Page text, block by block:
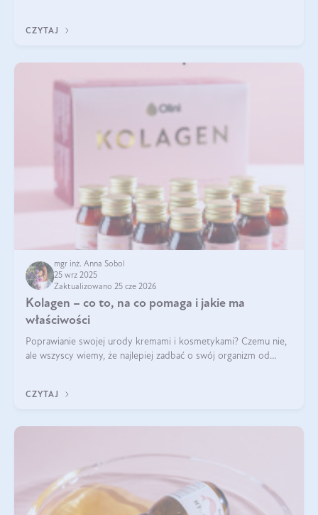
CZYTAJ
mgr inż. Anna Sobol
25 wrz 2025
Zaktualizowano 25 cze 2026
Kolagen – co to, na co pomaga i jakie ma
właściwości
Poprawianie swojej urody kremami i kosmetykami? Czemu nie,
ale wszyscy wiemy, że najlepiej zadbać o swój organizm od
wysokiej jakości suplem
CZYTAJ